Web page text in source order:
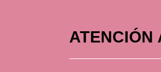
ATENCIÓN